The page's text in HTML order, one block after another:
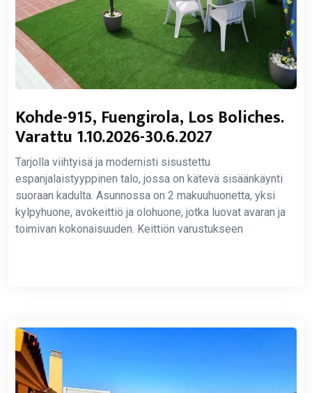
Kohde-915, Fuengirola, Los Boliches.
Varattu 1.10.2026-30.6.2027
Tarjolla viihtyisä ja modernisti sisustettu
espanjalaistyyppinen talo, jossa on kätevä sisäänkäynti
suoraan kadulta. Asunnossa on 2 makuuhuonetta, yksi
kylpyhuone, avokeittiö ja olohuone, jotka luovat avaran ja
toimivan kokonaisuuden. Keittiön varustukseen